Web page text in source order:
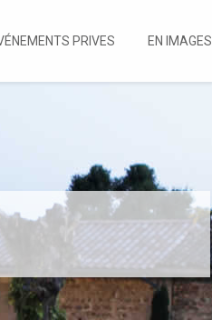
PRIVES EN IMAGES